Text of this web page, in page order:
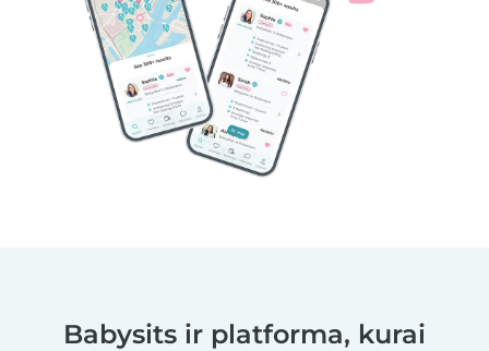
Babysits ir platforma, kurai